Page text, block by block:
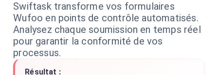
Swiftask transforme vos formulaires
Wufoo en points de contrôle automatisés.
Analysez chaque soumission en temps réel
pour garantir la conformité de vos
processus.
Résultat :